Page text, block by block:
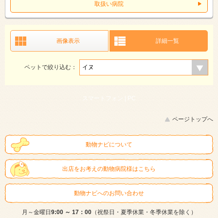
取扱い病院
画像表示 詳細一覧
ペットで絞り込む：
スマートフォン | PC
ページトップへ
動物ナビについて
出店をお考えの動物病院様はこちら
動物ナビへのお問い合わせ
月～金曜日 9:00 ～ 17：00（祝祭日・夏季休業・冬季休業を除く）